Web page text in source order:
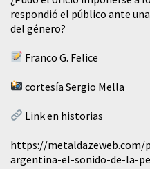
respondió el público ante
del género?
Franco G. Felice
cortesía Sergio Mella
Link en historias
https://metaldazeweb.com/
argentina-el-sonido-de-la-